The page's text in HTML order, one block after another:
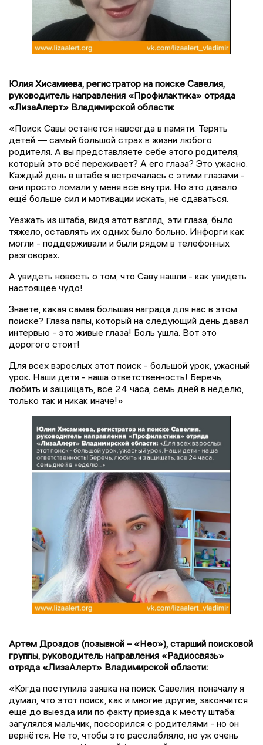
Юлия Хисамиева, регистратор на поиске Савелия,
руководитель направления «Профилактика» отряда
«ЛизаАлерт» Владимирской области:
«Поиск Савы останется навсегда в памяти. Терять
детей — самый большой страх в жизни любого
родителя. А вы представляете себе этого родителя,
который это всё переживает? А его глаза? Это ужасно.
Каждый день в штабе я встречалась с этими глазами -
они просто ломали у меня всё внутри. Но это давало
ещё больше сил и мотивации искать, не сдаваться.
Уезжать из штаба, видя этот взгляд, эти глаза, было
тяжело, оставлять их одних было больно. Инфорги как
могли - поддерживали и были рядом в телефонных
разговорах.
А увидеть новость о том, что Саву нашли - как увидеть
настоящее чудо!
Знаете, какая самая большая награда для нас в этом
поиске? Глаза папы, который на следующий день давал
интервью - это живые глаза! Боль ушла. Вот это
дорогого стоит!
Для всех взрослых этот поиск - большой урок, ужасный
урок. Наши дети - наша ответственность! Беречь,
любить и защищать, все 24 часа, семь дней в неделю,
только так и никак иначе!»
Артем Дроздов (позывной – «Нео»), старший поисковой
группы, руководитель направления «Радиосвязь»
отряда «ЛизаАлерт» Владимирской области:
«Когда поступила заявка на поиск Савелия, поначалу я
думал, что этот поиск, как и многие другие, закончится
ещё до выезда или по факту приезда к месту штаба:
загулялся мальчик, поссорился с родителями - но он
вернётся. Не то, чтобы это расслабляло, но уж очень